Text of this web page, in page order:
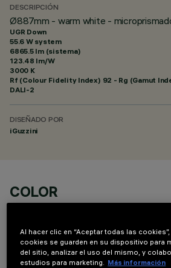
DESCRIPCIÓN
Ø887mm - warm white -
UGR Down
55.6 W system
6865.5 lm (sistema)
123.48 lm/W
3000 K
Rf (Colour Fidelity Index) 92 - Rg (Gamut
DALI-2
DISEÑADO POR
iGuzzini
COLOR
Al hacer clic en “Aceptar todas las
cookies se guarden en su dispositivo para
del sitio, analizar el uso del mismo, y
estudios para marketing. Más información